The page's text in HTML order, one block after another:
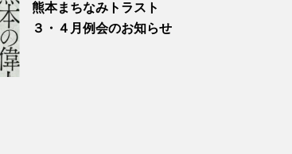
熊本まちなみトラスト
３・４月例会のお知らせ